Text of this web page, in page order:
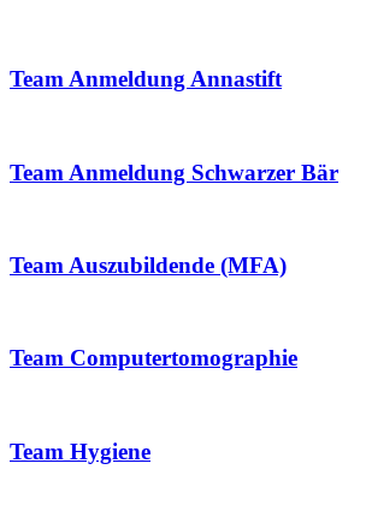
Team Anmeldung Annastift
Team Anmeldung Schwarzer Bär
Team Auszubildende (MFA)
Team Computertomographie
Team Hygiene